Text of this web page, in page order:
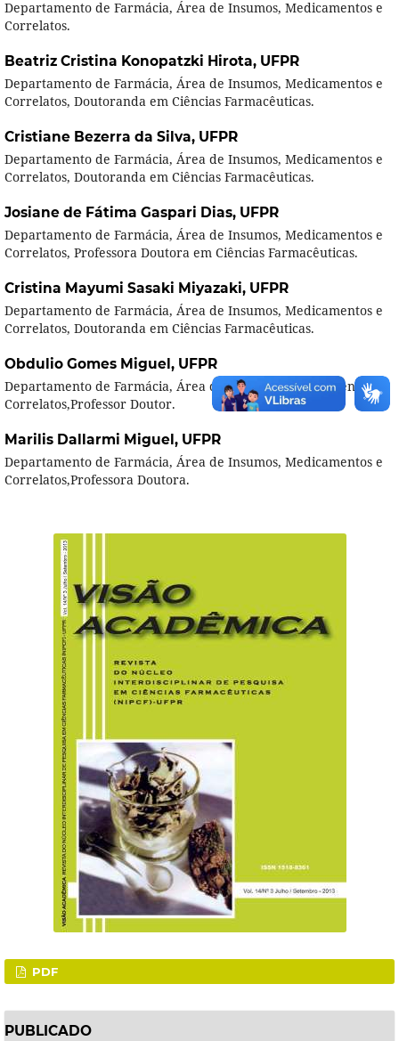
Departamento de Farmácia, Área de Insumos, Medicamentos e
Correlatos.
Beatriz Cristina Konopatzki Hirota, UFPR
Departamento de Farmácia, Área de Insumos, Medicamentos e
Correlatos, Doutoranda em Ciências Farmacêuticas.
Cristiane Bezerra da Silva, UFPR
Departamento de Farmácia, Área de Insumos, Medicamentos e
Correlatos, Doutoranda em Ciências Farmacêuticas.
Josiane de Fátima Gaspari Dias, UFPR
Departamento de Farmácia, Área de Insumos, Medicamentos e
Correlatos, Professora Doutora em Ciências Farmacêuticas.
Cristina Mayumi Sasaki Miyazaki, UFPR
Departamento de Farmácia, Área de Insumos, Medicamentos e
Correlatos, Doutoranda em Ciências Farmacêuticas.
Obdulio Gomes Miguel, UFPR
Departamento de Farmácia, Área de Insumos, Medicamentos e
Correlatos,Professor Doutor.
Marilis Dallarmi Miguel, UFPR
Departamento de Farmácia, Área de Insumos, Medicamentos e
Correlatos,Professora Doutora.
PDF
PUBLICADO